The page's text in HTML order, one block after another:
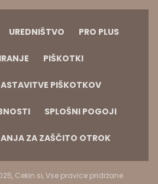
UREDNIŠTVO PRO PLUS
PIŠKOTKI
PIŠKOTKOV
SPLOŠNI POGOJI
ZA ZAŠČITO OTROK
Cekin.si, Vse pravice pridržane